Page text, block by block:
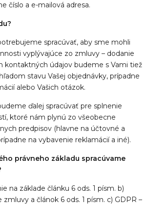
číslo a e-mailová adresa.
spracúvať, aby sme mohli
vyplývajúce zo zmluvy – dodanie
kontaktných údajov budeme s Vami tiež
stavu Vašej objednávky, prípadne
alebo Vašich otázok.
ďalej spracúvať pre splnenie
ktoré nám plynú zo všeobecne
predpisov (hlavne na účtovné a
na vybavenie reklamácií a iné).
právneho základu spracúvame
na základe článku 6 ods. 1 písm. b)
zmluvy a článok 6 ods. 1 písm. c) GDPR –